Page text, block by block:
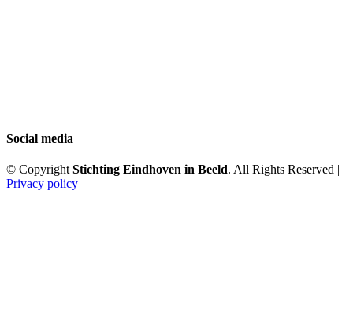
Social media
© CopyrightStichting Eindhoven in Beeld. All Rights Reserved |
Privacy policy